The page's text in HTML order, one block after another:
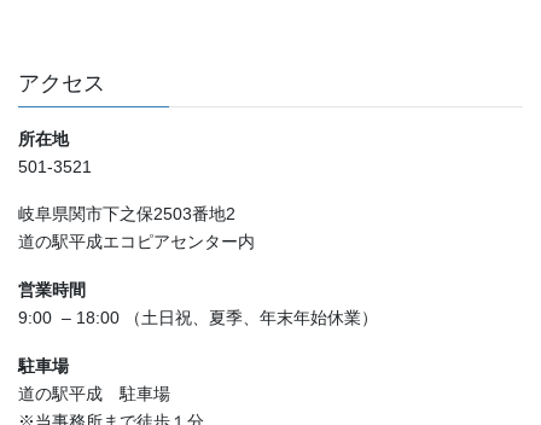
アクセス
所在地
501-3521
岐阜県関市下之保2503番地2
道の駅平成エコピアセンター内
営業時間
9:00 – 18:00 （土日祝、夏季、年末年始休業）
駐車場
道の駅平成 駐車場